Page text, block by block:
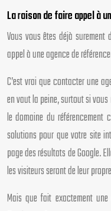
La raison de faire appel à
Vous vous êtes déjà
appel à une agence de
C’est vrai que contacter une
en vaut la peine, surtout si
le domaine du référencement
solutions pour que votre site
page des résultats de Google.
les visiteurs seront de leur
Mais que fait exactement